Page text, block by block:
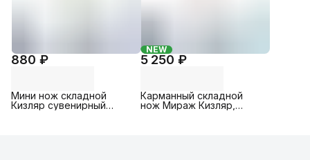
880 ₽
Мини нож складной
Кизляр сувенирный
NEW
5 250 ₽
Карманный складной
нож Мираж Кизляр,